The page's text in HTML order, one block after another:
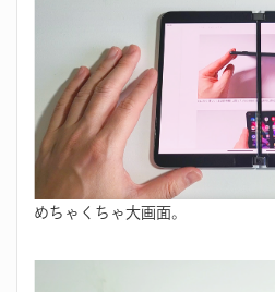
めちゃくちゃ大画面。